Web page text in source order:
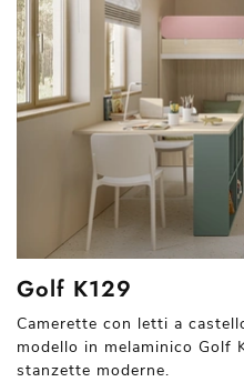
Golf K129
Camerette con letti a
modello in melaminico Golf
stanzette moderne.